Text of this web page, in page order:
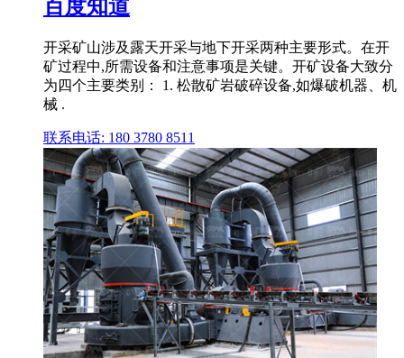
百度知道
开采矿山涉及露天开采与地下开采两种主要形式。在开
矿过程中,所需设备和注意事项是关键。开矿设备大致分
为四个主要类别： 1. 松散矿岩破碎设备,如爆破机器、机
械 .
联系电话: 180 3780 8511